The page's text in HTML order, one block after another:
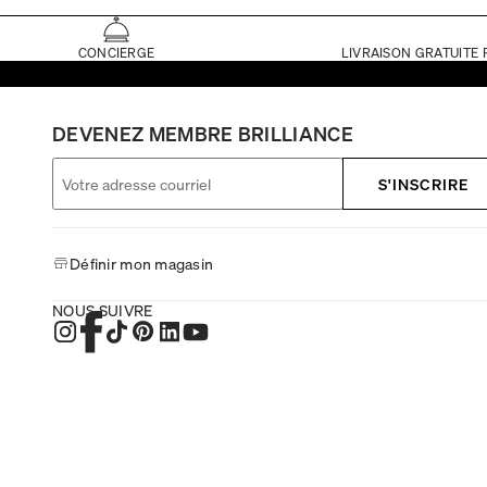
CONCIERGE LIVRAISON GRATUITE
DEVENEZ MEMBRE BRILLIANCE
S'INSCRIRE
Définir mon magasin
NOUS SUIVRE